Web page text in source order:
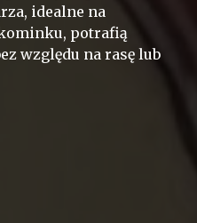
idealne na
potrafią
względu na rasę lub